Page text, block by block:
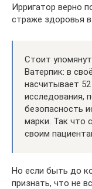
Ирригатор верно
страже здоровья
Стоит
Ватерпик: в
насчитывает
исследования,
безопасность
марки. Так что
своим
Но если быть до
признать, что не